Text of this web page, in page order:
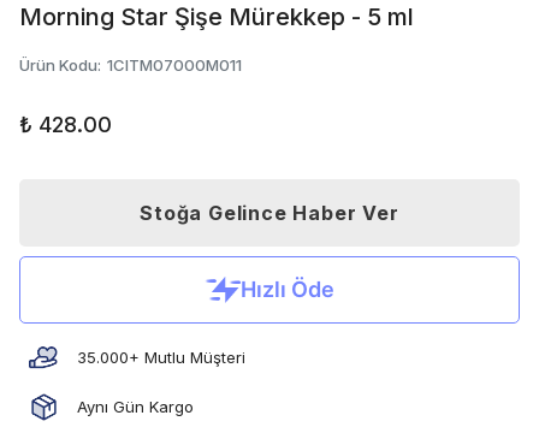
Morning Star Şişe Mürekkep - 5 ml
Ürün Kodu: 1CITM07000M011
₺ 428.00
Stoğa Gelince Haber Ver
35.000+ Mutlu Müşteri
Aynı Gün Kargo